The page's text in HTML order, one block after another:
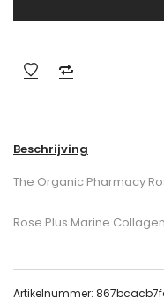
Beschrijving
The Organic Pharmacy
Rose Plus Marine
Artikelnummer: